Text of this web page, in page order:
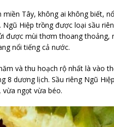
Tây, không ai không biết,
Hiệp trồng được loại sầu
được mùi thơm thoang thoảng,
nổi tiếng cả nước.
và thu hoạch rộ nhất là vào
8 dương lịch. Sầu riêng Ngũ
ngọt vừa béo.